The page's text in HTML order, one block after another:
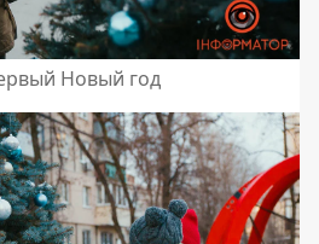
Новый год